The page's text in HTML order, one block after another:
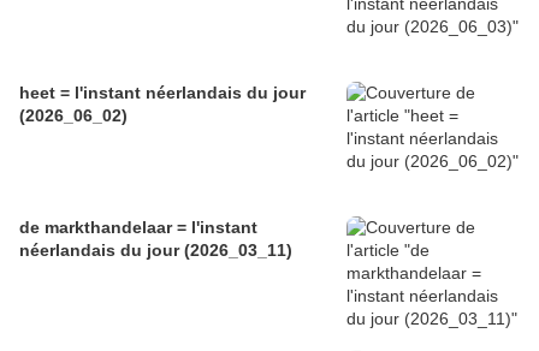
heet = l'instant néerlandais du jour
(2026_06_02)
de markthandelaar = l'instant
néerlandais du jour (2026_03_11)